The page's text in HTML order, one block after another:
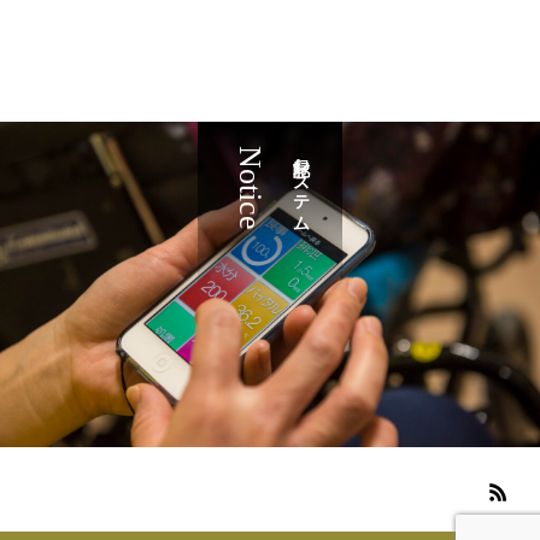
記録システム
Notice